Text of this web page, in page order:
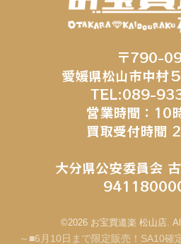
〒790-
愛媛県松山市中村
TEL:089-
営業時間：10
買取受付時間
大分県公安委員会
©2026 お宝買道楽 松山店.
～■6月10日まで限定販売！SA10確